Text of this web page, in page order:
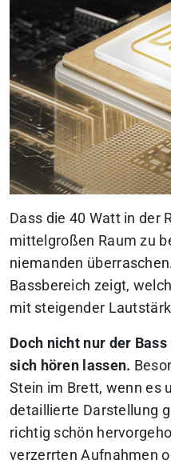
Dass die 40 Watt in der
mittelgroßen Raum zu
niemanden
Bassbereich zeigt,
mit steigender
Doch nicht nur der
sich hören lassen.
Stein im Brett, wenn es
detaillierte Darstellung
richtig schön
verzerrten Aufnahmen